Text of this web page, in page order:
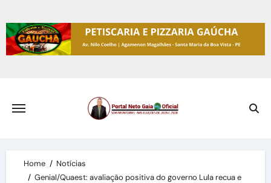
to
content
Home
Notícias
Genial/Quaest: avaliação positiva do governo Lula recua e